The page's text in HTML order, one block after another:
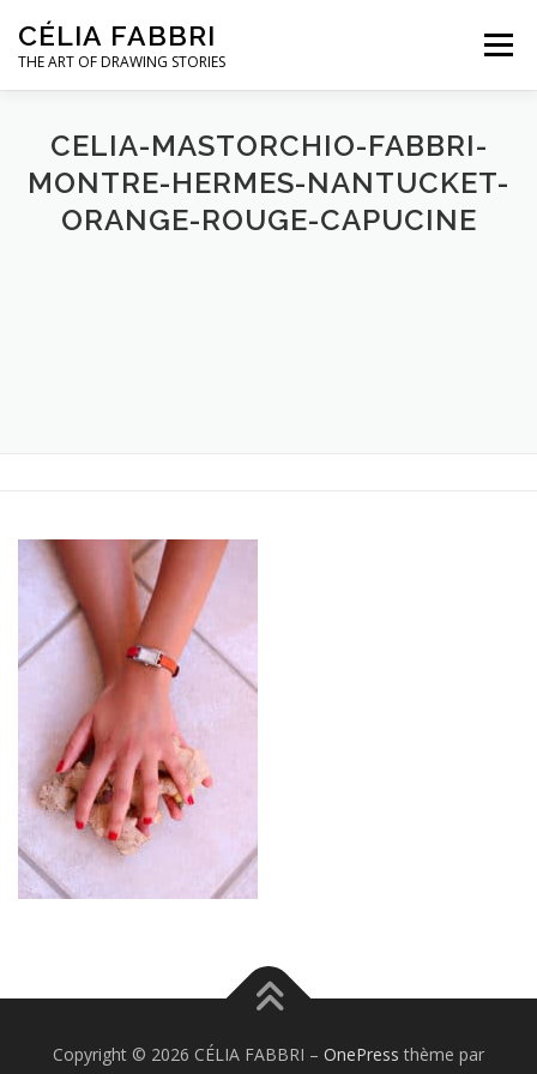
contenu
CÉLIA FABBRI
THE ART OF DRAWING STORIES
Menu
PROJETS POUR LA JOAILLERIE
MODÈLE MAINS OEUVRES D’ART
CELIA-MASTORCHIO-FABBRI-
MONTRE-HERMES-NANTUCKET-
ORANGE-ROUGE-CAPUCINE
Copyright © 2026 CÉLIA FABBRI – OnePress thème par